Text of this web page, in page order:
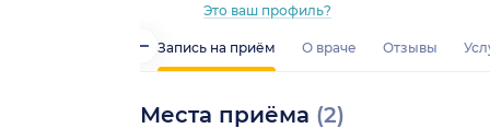
Это ваш профиль?
Запись на приём О враче Отзывы
Места приёма (2)